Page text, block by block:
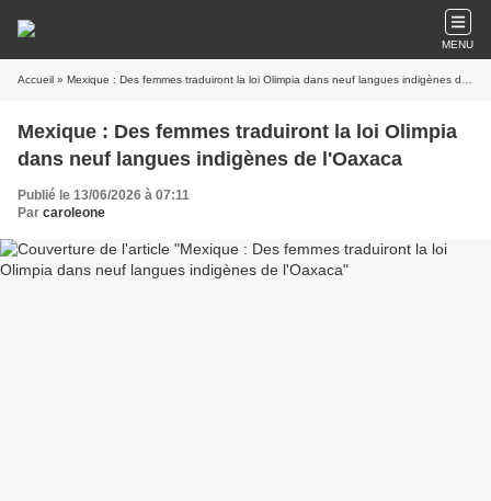
MENU
Accueil » Mexique : Des femmes traduiront la loi Olimpia dans neuf langues indigènes de l'Oaxaca
Mexique : Des femmes traduiront la loi Olimpia
dans neuf langues indigènes de l'Oaxaca
Publié le 13/06/2026 à 07:11
Par caroleone